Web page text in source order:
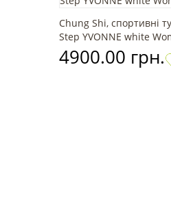
Chung Shi, спортивні
Step YVONNE white
4900.00 грн.